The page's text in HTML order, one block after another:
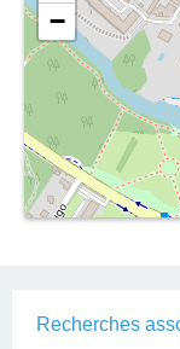
−
Recherches